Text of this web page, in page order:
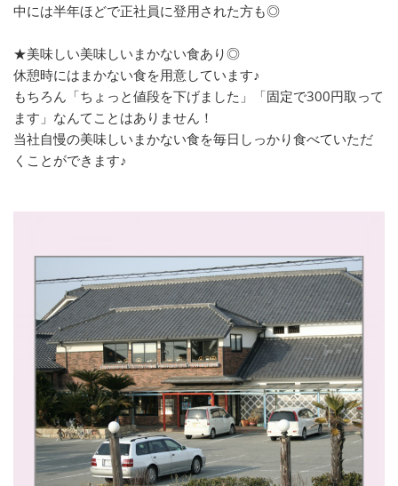
中には半年ほどで正社員に登用された方も◎
★美味しい美味しいまかない食あり◎
休憩時にはまかない食を用意しています♪
もちろん「ちょっと値段を下げました」「固定で300円取って
ます」なんてことはありません！
当社自慢の美味しいまかない食を毎日しっかり食べていただ
くことができます♪